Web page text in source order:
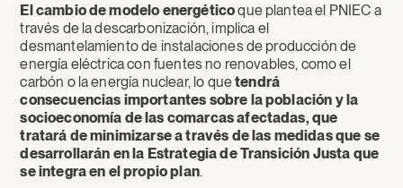
El cambio de modelo energéticoque plantea el PNIEC a
través de la descarbonización, implica el
desmantelamiento de instalaciones de producción de
energía eléctrica con fuentes no renovables, como el
carbón o la energía nuclear, lo quetendrá
consecuencias importantes sobre la población y la
socioeconomía de las comarcas afectadas, que
tratará de minimizarse a través de las medidas que se
desarrollarán en la Estrategia de Transición Justa que
se integra en el propio plan.